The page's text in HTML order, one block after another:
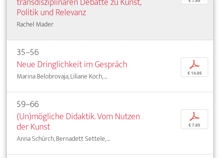
Politik und Relevanz
Rachel Mader
35–56
Neue Dringlichkeit im Gespräch
Marina Belobrovaja, Liliane Koch, ...
p
€ 14,95
59–66
(Un)mögliche Didaktik. Vom Nutzen
der Kunst
Anna Schürch, Bernadett Settele, ...
p
€ 7,95